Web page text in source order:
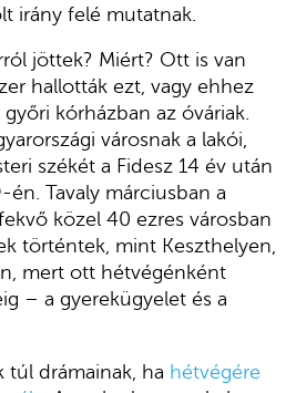
irány felé mutatnak.
jöttek? Miért? Ott is van
hallották ezt, vagy ehhez
kórházban az óváriak.
városnak a lakói,
székét a Fidesz 14 év után
Tavaly márciusban a
közel 40 ezres városban
történtek, mint Keszthelyen,
mert ott hétvégénként
– a gyerekügyelet és a
túl drámainak, ha hétvégére